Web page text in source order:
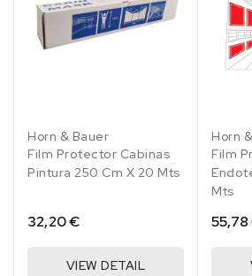
392.91 €
10 en stock
9 Piezas de 3350x680 mm
Horn & Bauer
Film Protector Cabinas
Pintura 250 Cm X 20 Mts
32,20 €
VIEW DETAIL
Horn
Film
Mts